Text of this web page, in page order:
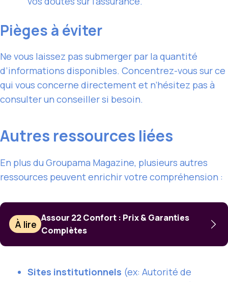
Pièges à éviter
Ne vous laissez pas submerger par la quantité
d’informations disponibles. Concentrez-vous sur ce
qui vous concerne directement et n’hésitez pas à
consulter un conseiller si besoin.
Autres ressources liées
En plus du Groupama Magazine, plusieurs autres
ressources peuvent enrichir votre compréhension :
À lire
Assour 22 Confort : Prix & Garanties
Complètes
Sites institutionnels (ex: Autorité de